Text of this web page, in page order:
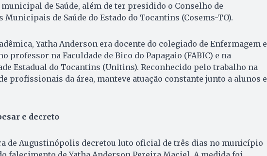
de Saúde, além de ter presidido o Conselho de
Municipais de Saúde do Estado do Tocantins (Cosems-TO).
Yatha Anderson era docente do colegiado de Enfermagem e
professor na Faculdade de Bico do Papagaio (FABIC) e na
Estadual do Tocantins (Unitins). Reconhecido pelo trabalho na
profissionais da área, manteve atuação constante junto a alunos e
e decreto
de Augustinópolis decretou luto oficial de três dias no município